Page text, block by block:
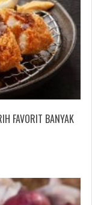
FAVORIT BANYAK